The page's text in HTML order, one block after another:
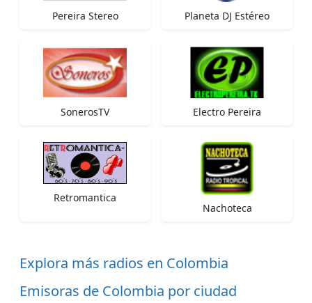
Pereira Stereo Planeta DJ Estéreo
SonerosTV Electro Pereira
Retromantica
Nachoteca
Explora más radios en Colombia
Emisoras de Colombia por ciudad